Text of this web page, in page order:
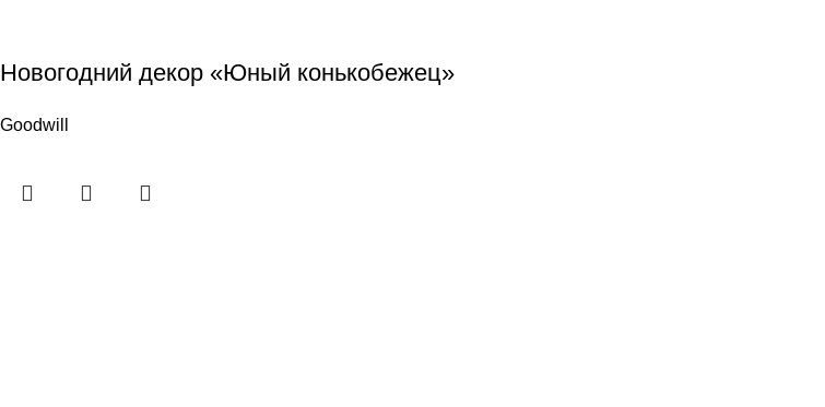
Новогодний декор «Юный конькобежец»
Goodwill